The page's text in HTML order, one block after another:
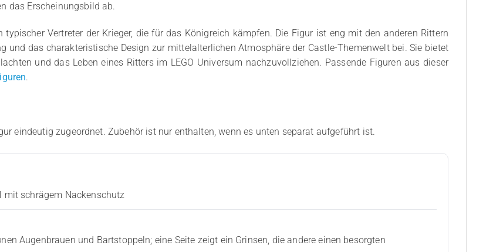
das Erscheinungsbild ab.
typischer Vertreter der Krieger, die für das Königreich kämpfen. Die Figur ist eng mit den anderen Rittern
und das charakteristische Design zur mittelalterlichen Atmosphäre der Castle-Themenwelt bei. Sie bietet
und das Leben eines Ritters im LEGO Universum nachzuvollziehen. Passende Figuren aus dieser
.
eindeutig zugeordnet. Zubehör ist nur enthalten, wenn es unten separat aufgeführt ist.
schrägem Nackenschutz
Augenbrauen und Bartstoppeln; eine Seite zeigt ein Grinsen, die andere einen besorgten